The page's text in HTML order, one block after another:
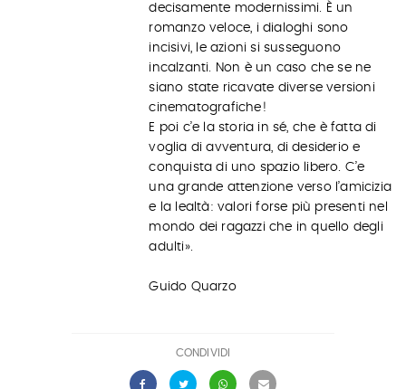
decisamente modernissimi. È un
romanzo veloce, i dialoghi sono
incisivi, le azioni si susseguono
incalzanti. Non è un caso che se ne
siano state ricavate diverse versioni
cinematografiche!
E poi c’e la storia in sé, che è fatta di
voglia di avventura, di desiderio e
conquista di uno spazio libero. C’e
una grande attenzione verso l’amicizia
e la lealtà: valori forse più presenti nel
mondo dei ragazzi che in quello degli
adulti».
Guido Quarzo
CONDIVIDI